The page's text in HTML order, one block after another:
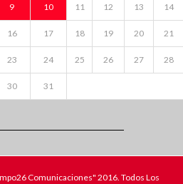
9 10 11 12 13 14
16 17 18 19 20 21
23 24 25 26 27 28
30 31
Comunicaciones" 2016. Todos Los